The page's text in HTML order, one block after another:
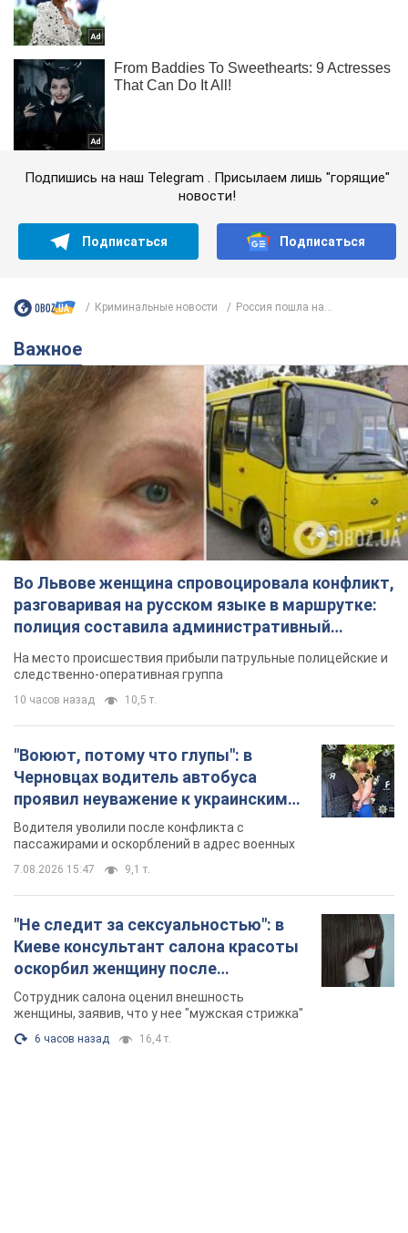
Подпишись на наш Telegram . Присылаем лишь "горящие"
новости!
Подписаться Подписаться
Криминальные новости Россия пошла на...
Важное
Во Львове женщина спровоцировала конфликт,
разговаривая на русском языке в маршрутке:
полиция составила административный
протокол. Видео
На место происшествия прибыли патрульные полицейские и
следственно-оперативная группа
10 часов назад 10,5 т.
"Воюют, потому что глупы": в
Черновцах водитель автобуса
проявил неуважение к украинским
военным и поплатился за это.
Видео
Водителя уволили после конфликта с
пассажирами и оскорблений в адрес военных
7.08.2026 15:47 9,1 т.
"Не следит за сексуальностью": в
Киеве консультант салона красоты
оскорбил женщину после
химиотерапии, разгорелся скандал.
Фото
Сотрудник салона оценил внешность
женщины, заявив, что у нее "мужская стрижка"
6 часов назад 16,4 т.